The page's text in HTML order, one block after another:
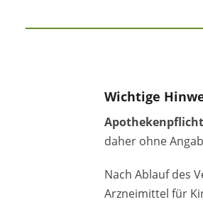
Wichtige
daher ohne
Nach Ablauf des
Arzneimittel für